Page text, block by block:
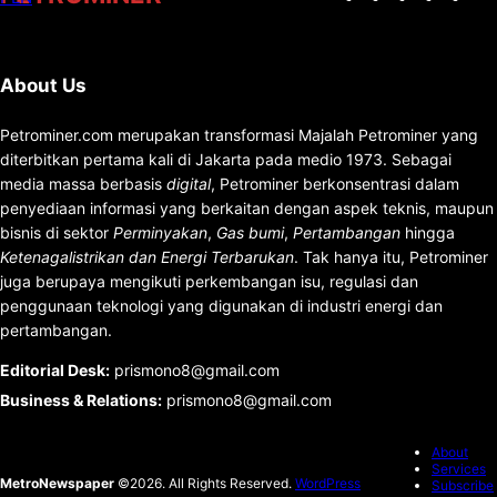
About Us
Petrominer.com merupakan transformasi Majalah Petrominer yang
diterbitkan pertama kali di Jakarta pada medio 1973. Sebagai
media massa berbasis digital, Petrominer berkonsentrasi dalam
penyediaan informasi yang berkaitan dengan aspek teknis, maupun
bisnis di sektor Perminyakan, Gas bumi, Pertambangan hingga
Ketenagalistrikan dan Energi Terbarukan. Tak hanya itu, Petrominer
juga berupaya mengikuti perkembangan isu, regulasi dan
penggunaan teknologi yang digunakan di industri energi dan
pertambangan.
Editorial Desk: prismono8@gmail.com
Business & Relations: prismono8@gmail.com
MetroNewspaper ©2026. All Rights Reserved. WordPress
About
Services
Subscribe